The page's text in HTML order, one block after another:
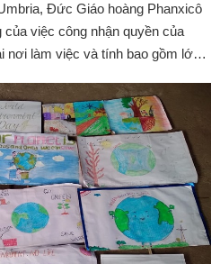
Đức Giáo hoàng Phanxicô
việc công nhận quyền của
nơi làm việc và tính bao gồm lớn
tật",